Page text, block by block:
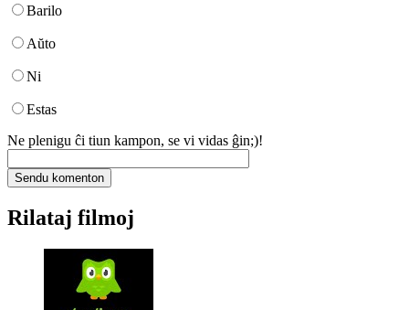
Barilo
Aŭto
Ni
Estas
Ne plenigu ĉi tiun kampon, se vi vidas ĝin;)!
Rilataj filmoj